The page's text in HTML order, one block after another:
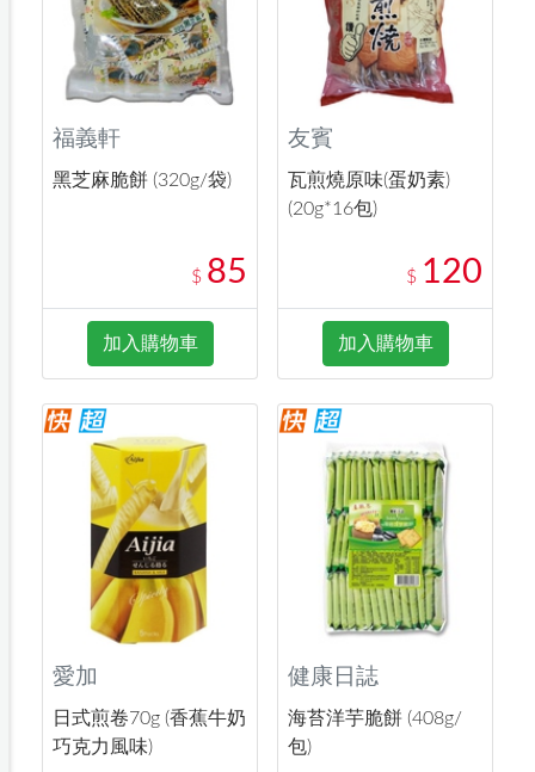
福義軒
黑芝麻脆餅 (320g/袋)
$ 85
加入購物車
友賓
瓦煎燒原味(蛋奶素)
(20g*16包)
$ 120
加入購物車
愛加
日式煎卷70g (香蕉牛奶
巧克力風味)
健康日誌
海苔洋芋脆餅 (408g/
包)